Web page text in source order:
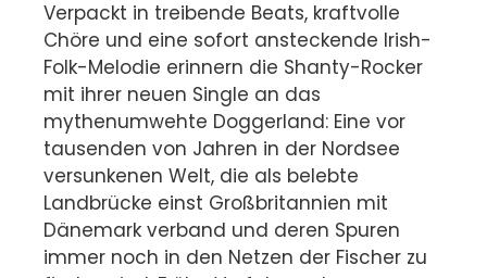
Verpackt in treibende Beats, kraftvolle
Chöre und eine sofort ansteckende Irish-
Folk-Melodie erinnern die Shanty-Rocker
mit ihrer neuen Single an das
mythenumwehte Doggerland: Eine vor
tausenden von Jahren in der Nordsee
versunkenen Welt, die als belebte
Landbrücke einst Großbritannien mit
Dänemark verband und deren Spuren
immer noch in den Netzen der Fischer zu